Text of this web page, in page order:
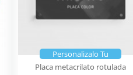
Personalizalo Tu
Placa metacrilato rotulada